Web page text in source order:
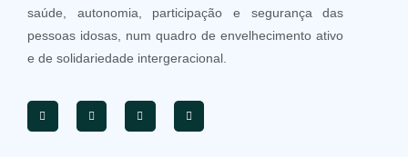
saúde, autonomia, participação e segurança das
pessoas idosas, num quadro de envelhecimento ativo
e de solidariedade intergeracional.